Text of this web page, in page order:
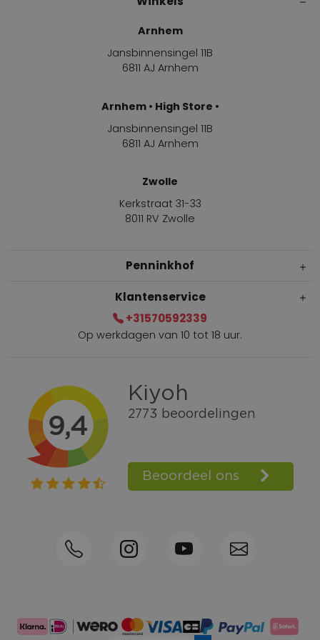
Arnhem
Jansbinnensingel 11B
6811 AJ Arnhem
Arnhem • High Store •
Jansbinnensingel 11B
6811 AJ Arnhem
Zwolle
Kerkstraat 31-33
8011 RV Zwolle
Penninkhof
Gratis verzending vanaf € 100,=
Bel +31570592339
Spaarpunten
Shop the Look
Telefonisch bestellen ook mogelijk
Klantenservice
+31570592339
Op werkdagen van 10 tot 18 uur.